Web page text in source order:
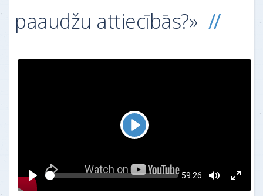
paaudžu attiecībās?»
Play
Play
Seek
Current
59:26
Toggle